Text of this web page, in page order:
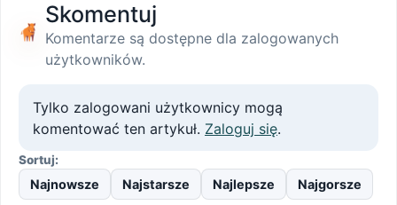
Skomentuj
Komentarze są dostępne dla zalogowanych
użytkowników.
Tylko zalogowani użytkownicy mogą
komentować ten artykuł. Zaloguj się.
Sortuj:
Najnowsze Najstarsze Najlepsze Najgorsze